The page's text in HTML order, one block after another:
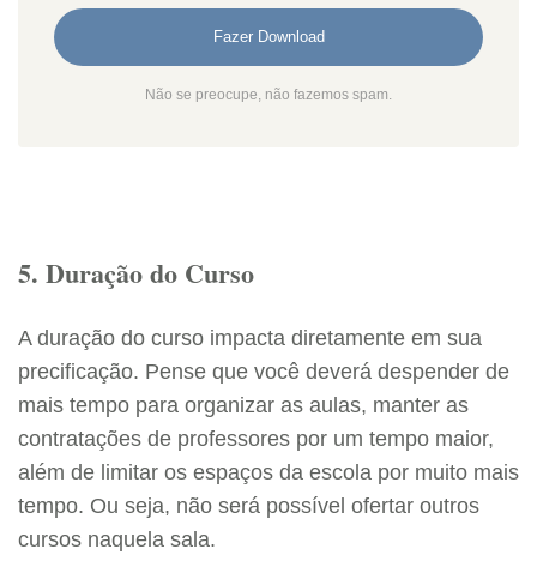
Não se preocupe, não fazemos spam.
5. Duração do Curso
A duração do curso impacta diretamente em sua
precificação. Pense que você deverá despender de
mais tempo para organizar as aulas, manter as
contratações de professores por um tempo maior,
além de limitar os espaços da escola por muito mais
tempo. Ou seja, não será possível ofertar outros
cursos naquela sala.